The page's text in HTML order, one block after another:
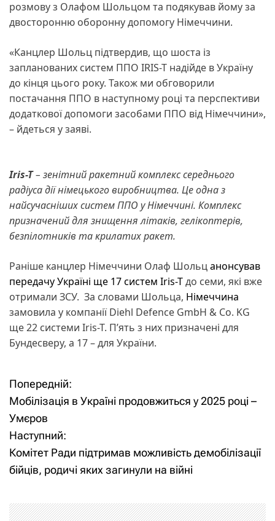
розмову з Олафом Шольцом та подякував йому за
двосторонню оборонну допомогу Німеччини.
«Канцлер Шольц підтвердив, що шоста із
запланованих систем ППО IRIS-T надійде в Україну
до кінця цього року. Також ми обговорили
постачання ППО в наступному році та перспективи
додаткової допомоги засобами ППО від Німеччини»,
– йдеться у заяві.
Iris-T– зенітний ракетний комплекс середнього
радіуса дії німецького виробництва. Це одна з
найсучасніших систем ППО у Німеччині. Комплекс
призначений для знищення літаків, гелікоптерів,
безпілотників та крилатих ракет.
Раніше канцлер Німеччини Олаф Шольцанонсував
передачу Україні ще 17 систем Iris-Tдо семи, які вже
отримали ЗСУ. За словами Шольца, Німеччина
замовила у компанії Diehl Defence GmbH & Co. KG
ще 22 системи Iris-T. П’ять з них призначені для
Бундесверу, а 17 – для України.
Н
а
в
і
Попередній:
Мобілізація в Україні продовжиться у 2025 році –
Умєров
Наступний:
Комітет Ради підтримав можливість демобілізації
бійців, родичі яких загинули на війні